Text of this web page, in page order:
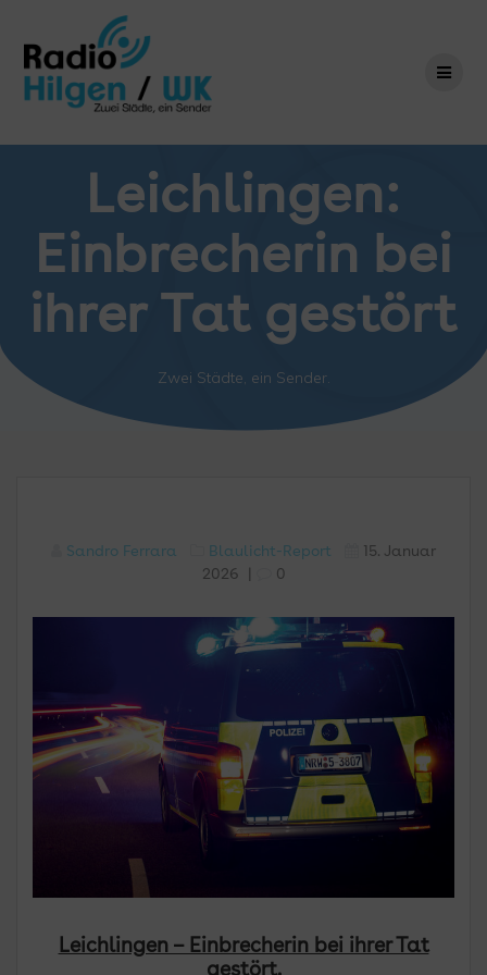
springen
Leichlingen:
Einbrecherin bei
ihrer Tat gestört
Zwei Städte, ein Sender.
Sandro Ferrara Blaulicht-Report
15. Januar
2026
0
Leichlingen – Einbrecherin bei ihrer Tat